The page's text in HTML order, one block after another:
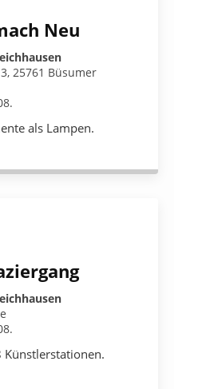
Neu
25761 Büsumer
als Lampen.
Künstlerstationen.